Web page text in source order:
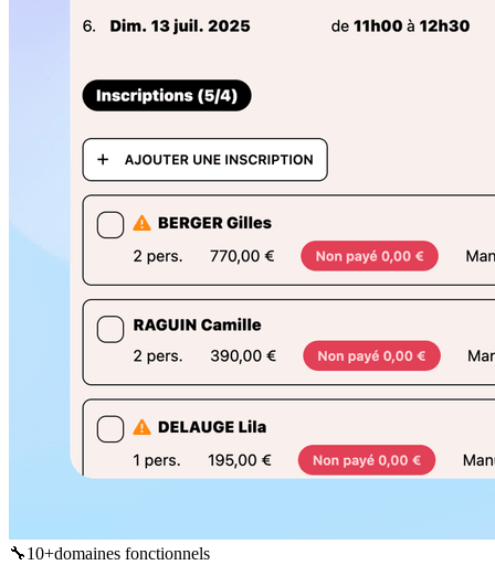
🔧10+domaines fonctionnels